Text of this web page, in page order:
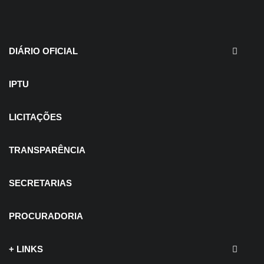
Processo Seletivo
DIÁRIO OFICIAL
IPTU
LICITAÇÕES
TRANSPARÊNCIA
SECRETARIAS
PROCURADORIA
+ LINKS